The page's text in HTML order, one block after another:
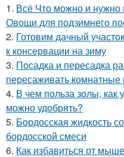
1. Всё Что можно и нужно
Овощи для подзимнего
2. Готовим дачный
к консервации на зиму
3. Посадка и пересадка
пересаживать комнатные
4. В чем польза золы, как
можно удобрять?
5. Бордосская жидкость
бордосской смеси
6. Как избавиться от